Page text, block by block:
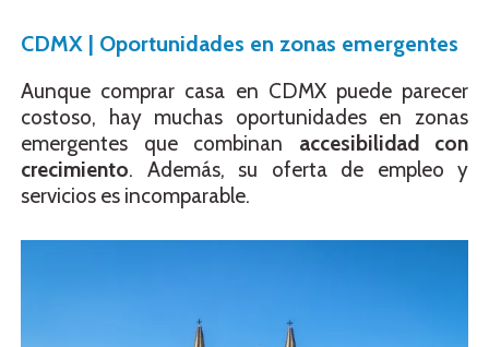
CDMX | Oportunidades en zonas emergentes
Aunque comprar casa en CDMX puede parecer
costoso, hay muchas oportunidades en zonas
emergentes que combinan accesibilidad con
crecimiento. Además, su oferta de empleo y
servicios es incomparable.